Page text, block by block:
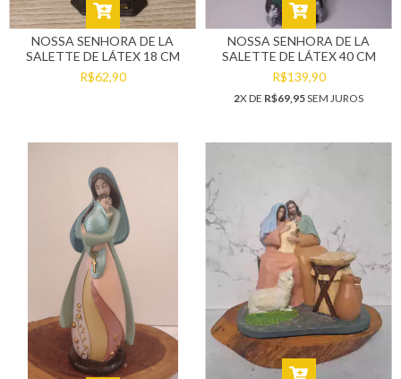
NOSSA SENHORA DE LA
SALETTE DE LÁTEX 18 CM
R$62,90
NOSSA SENHORA DE LA
SALETTE DE LÁTEX 40 CM
R$139,90
2X DE R$69,95SEM JUROS